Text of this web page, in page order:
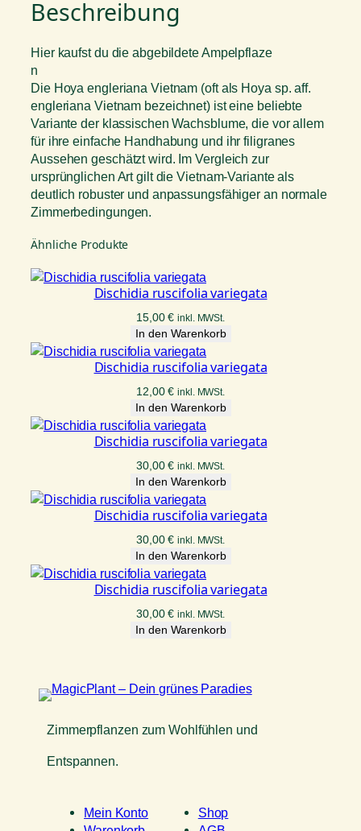
Beschreibung
Hier kaufst du die abgebildete Ampelpflaze
n
Die Hoya engleriana Vietnam (oft als Hoya sp. aff.
engleriana Vietnam bezeichnet) ist eine beliebte
Variante der klassischen Wachsblume, die vor allem
für ihre einfache Handhabung und ihr filigranes
Aussehen geschätzt wird. Im Vergleich zur
ursprünglichen Art gilt die Vietnam-Variante als
deutlich robuster und anpassungsfähiger an normale
Zimmerbedingungen.
Ähnliche Produkte
Dischidia ruscifolia variegata
15,00€ inkl. MWSt.
In den Warenkorb
Dischidia ruscifolia variegata
12,00€ inkl. MWSt.
In den Warenkorb
Dischidia ruscifolia variegata
30,00€ inkl. MWSt.
In den Warenkorb
Dischidia ruscifolia variegata
30,00€ inkl. MWSt.
In den Warenkorb
Dischidia ruscifolia variegata
30,00€ inkl. MWSt.
In den Warenkorb
Zimmerpflanzen zum Wohlfühlen und
Entspannen.
Mein Konto
Shop